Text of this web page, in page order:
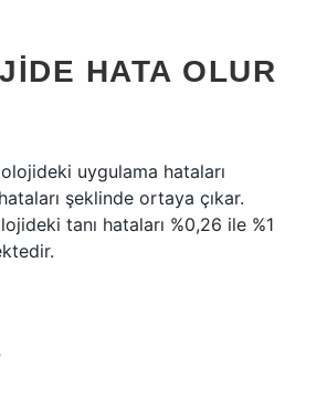
HATA OLUR
uygulama hataları
şeklinde ortaya çıkar.
tanı hataları %0,26 ile %1